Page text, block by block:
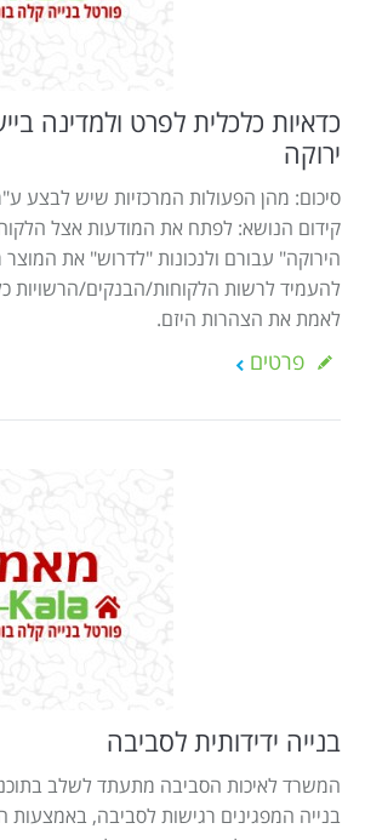
כדאיות כלכלית לפרט ולמדינה
ירוקה
סיכום: מהן הפעולות המרכזיות שיש לבצע
קידום הנושא: לפתח את המודעות אצל
הירוקה" עבורם ולנכונות "לדרוש" את המוצר
להעמיד לרשות הלקוחות/הבנקים/הרשויות
לאמת את הצהרות היזם.
פרטים
בנייה ידידותית לסביבה
המשרד לאיכות הסביבה מתעתד לשלב
בנייה המפגינים רגישות לסביבה, באמצעות